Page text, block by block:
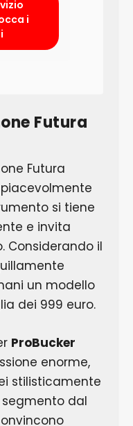
i
Futura
Futura
piacevolmente
si tiene
e invita
Considerando il
un modello
dei 999 euro.
ProBucker
enorme,
stilisticamente
dal